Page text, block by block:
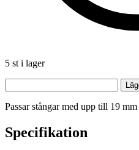
5 st i lager
Passar stångar med upp till 19
Specifikation